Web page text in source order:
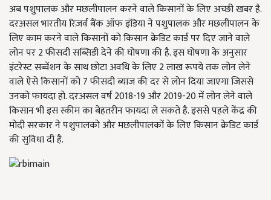
अब पशुपालक और मछलीपालन करने वाले किसानों के लिए अच्छी खबर है.
दरअसल भारतीय रिज़र्व बैंक ऑफ इंडिया ने पशुपालक और मछलीपालन के
लिए काम करने वाले किसानों को किसान क्रेडिट कार्ड पर दिए जाने वाले
लोन पर 2 फीसदी सब्सिडी देने की घोषणा की है. इस घोषणा के अनुसार
इंटरेस्ट सब्वेंशन के साथ छोटा अवधि के लिए 2 लाख रूपये तक लोन लेने
वाले ऐसे किसानों को 7 फीसदी ब्याज की दर से लोन दिया जाएगा जिससे
उनको फायदा हो. दरअसल वर्ष 2018-19 और 2019-20 में लोन लेने वाले
किसान भी इस स्कीम का बेहतरीन फायदा ले सकते है. इससे पहले केंद्र की
मोदी सरकार ने पशुपालको और मछलीपालकों के लिए किसान क्रेडिट कार्ड
की सुविधा दी है.